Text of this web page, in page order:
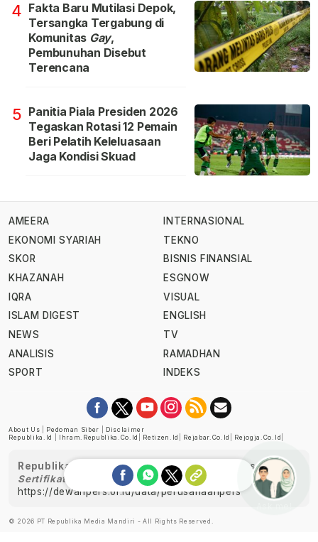
4 Fakta Baru Mutilasi Depok,
Tersangka Tergabung di
Komunitas Gay,
Pembunuhan Disebut
Terencana
5 Panitia Piala Presiden 2026
Tegaskan Rotasi 12 Pemain
Beri Pelatih Keleluasaan
Jaga Kondisi Skuad
AMEERA
EKONOMI SYARIAH
SKOR
KHAZANAH
IQRA
ISLAM DIGEST
NEWS
ANALISIS
SPORT
INTERNASIONAL
TEKNO
BISNIS FINANSIAL
ESGNOW
VISUAL
ENGLISH
TV
RAMADHAN
INDEKS
About Us Pedoman Siber
Disclaimer
Republika.id
Ihram.republika.co.id Retizen.id Rejabar.co.id Rejogja.co.id
Republika telah diverifikasi oleh Dewan Pers
Sertifikat Nomor 1058/DP-Verifikasi/K/XII/2022
https://dewanpers.or.id/data/perusahaanpers
© 2026 PT Republika Media Mandiri - All Rights Reserved.